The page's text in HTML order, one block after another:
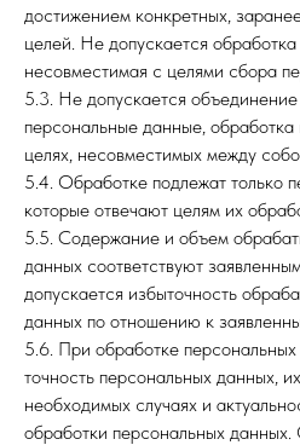
достижением конкретных,
целей. Не допускается
несовместимая с целями сбора
5.3. Не допускается
персональные данные, обработка
целях, несовместимых между
5.4. Обработке подлежат только
которые отвечают целям их
5.5. Содержание и объем
данных соответствуют
допускается избыточность
данных по отношению к
5.6. При обработке
точность персональных данных,
необходимых случаях и
обработки персональных